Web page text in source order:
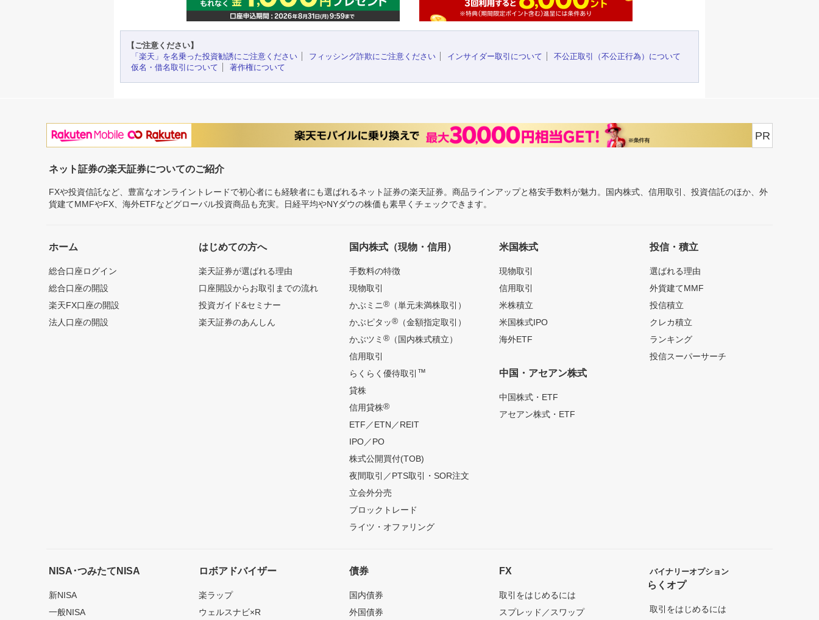
【ご注意ください】
「楽天」を名乗った投資勧誘にご注意ください
フィッシング詐欺にご注意ください インサイダー取引について
不公正取引（不公正行為）について
仮名・借名取引について
著作権について
PR
ネット証券の楽天証券についてのご紹介
FXや投資信託など、豊富なオンライントレードで初心者にも経験者にも選ばれるネット証券の楽天証券。商品ラインアップと格安手数料が魅力。国内株式、信用取引、投資信託のほか、外
貨建てMMFやFX、海外ETFなどグローバル投資商品も充実。日経平均やNYダウの株価も素早くチェックできます。
ホーム
総合口座ログイン
総合口座の開設
楽天FX口座の開設
法人口座の開設
はじめての方へ
楽天証券が選ばれる理由
口座開設からお取引までの流れ
投資ガイド&セミナー
楽天証券のあんしん
国内株式（現物・信用）
手数料の特徴
現物取引
かぶミニ®（単元未満株取引）
かぶピタッ®（金額指定取引）
かぶツミ ®（国内株式積立）
信用取引
らくらく優待取引 ™
貸株
信用貸株®
ETF／ETN／REIT
IPO／PO
株式公開買付(TOB)
夜間取引／PTS取引・SOR注文
立会外分売
ブロックトレード
ライツ・オファリング
米国株式
現物取引
信用取引
米株積立
米国株式IPO
海外ETF
中国・アセアン株式
中国株式・ETF
アセアン株式・ETF
投信・積立
選ばれる理由
外貨建てMMF
投信積立
クレカ積立
ランキング
投信スーパーサーチ
NISA･つみたてNISA
新NISA
一般NISA
ロボアドバイザー
楽ラップ
ウェルスナビ×R
債券
国内債券
外国債券
FX
取引をはじめるには
スプレッド／スワップ
バイナリーオプション
らくオプ
取引をはじめるには